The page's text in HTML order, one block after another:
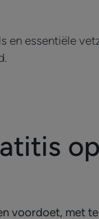
essentiële
voordoet, met